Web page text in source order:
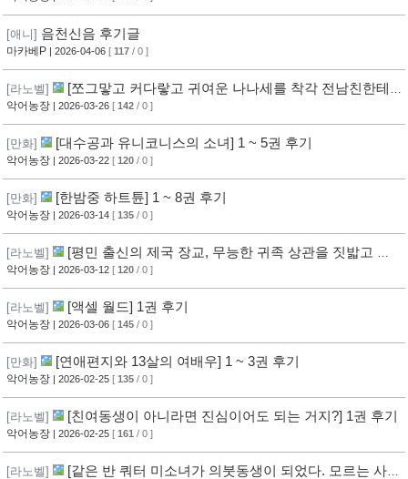
[애니] 음천신음 후기글
마카베P | 2026-04-06 [ 117 / 0 ]
[라노벨]
[쪼그맣고 커다랗고 귀여운 나나세를 착각 전남친한테
서 빼앗아 행복하게 한다] 1권 후기
악어농장 | 2026-03-26 [ 142 / 0 ]
[만화] [대수공과 유니코니스의 소녀] 1 ~ 5권 후기
악어농장 | 2026-03-22 [ 120 / 0 ]
[만화] [한밤중 하트튠] 1 ~ 8권 후기
악어농장 | 2026-03-14 [ 135 / 0 ]
[라노벨]
[평민 출신의 제국 장교, 무능한 귀족 상관을 짓밟고 출
세하다] 1권 후기
악어농장 | 2026-03-12 [ 120 / 0 ]
[라노벨] [액셀 월드] 1권 후기
악어농장 | 2026-03-06 [ 145 / 0 ]
[만화] [연애편지와 13살의 여배우] 1 ~ 3권 후기
악어농장 | 2026-02-25 [ 135 / 0 ]
[라노벨] [친여동생이 아니라면 진심이어도 되는 거지?] 1권 후기
악어농장 | 2026-02-25 [ 161 / 0 ]
[라노벨]
[같은 반 쿼터 미소녀가 의붓동생이 되었다. 모르는 사이